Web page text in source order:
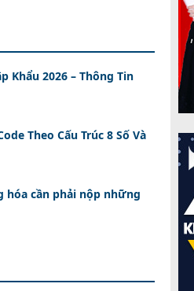
Khẩu 2026 – Thông Tin
Theo Cấu Trúc 8 Số Và
hóa cần phải nộp những